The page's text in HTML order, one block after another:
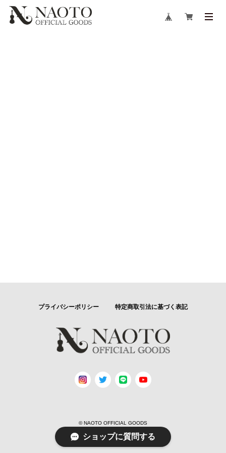
プライバシーポリシー 特定商取引法に基づく表記
© NAOTO OFFICIAL GOODS
ショップに質問する